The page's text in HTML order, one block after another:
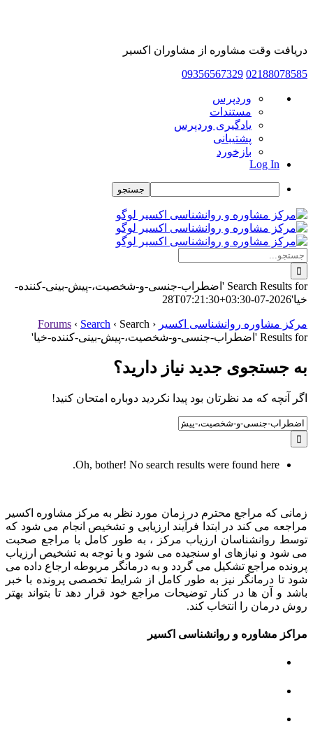
دریافت وقت مشاوره از مشاوران اکسیر
02188078585
09356567329
درباره
وردپرس
وردپرس
مستندات
یادگیری وردپرس
پشتیبانی
بازخورد
Log In
جستجو
Skip
to
content
جستجو
برای:
Search Results for 'اضطراب-جنسی-و-شخصیت،-پیش-بینی-کننده-
خیا'2026-07-28T07:21:30+03:30
مرکز مشاوره روانشناسی اکسیر ‹
Forums ‹ Search ‹ Search
Results for 'اضطراب-جنسی-و-شخصیت،-پیش-بینی-کننده-خیا'
به جستجوی جديد نياز داريد؟
اگر آنچه که مد نظرتان بود پیدا نکردید دوباره امتحان کنید!
Search
for:
Oh, bother! No search results were found here.
زمانی که مراجع محترم در زمان مورد نظر به مرکز مشاوره اکسیر
مراجعه می کند در ابتدا فرآیند ارزیابی و تشخیص انجام می شود که
توسط روانشناسان ارزیاب مرکز ، به طور کامل با مراجع صحبت
می شود و نیازهای او سنجیده می شود و با توجه به تشخیص ارزیاب
پرونده مراجع تشکیل می گردد و به درمانگر مربوطه ارجاع داده می
شود تا درمانگر نیز به طور کامل از شرایط تخصصی پرونده با خبر
باشد و آن ها در کنار توضیحات مراجع خود قرار دهد تا بتواند بهتر
روش درمان را انتخاب کند.
مراکز مشاوره و روانشناسی اکسیر